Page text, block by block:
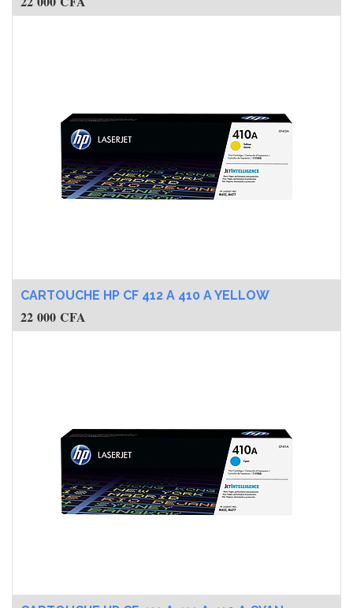
CARTOUCHE HP CF 412 A 410 A YELLOW
22 000 CFA
CARTOUCHE HP CF 411 A 411 A 410 A CYAN